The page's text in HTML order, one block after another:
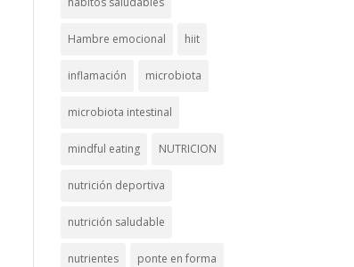
Hambre emocional hiit
inflamación microbiota
microbiota intestinal
mindful eating NUTRICION
nutrición deportiva
nutrición saludable
nutrientes ponte en forma